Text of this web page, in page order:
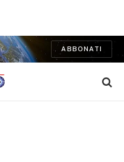
ABBONATI